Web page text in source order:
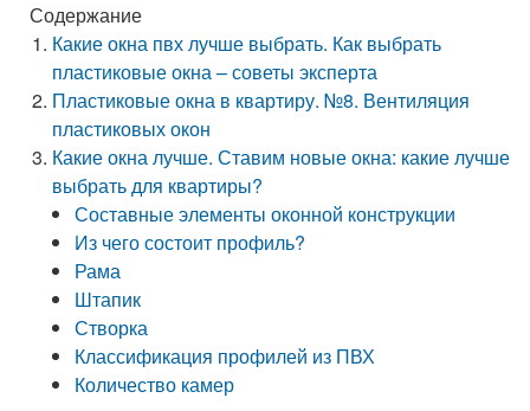
Содержание
Какие окна пвх лучше выбрать. Как выбрать
пластиковые окна – советы эксперта
Пластиковые окна в квартиру. №8. Вентиляция
пластиковых окон
Какие окна лучше. Ставим новые окна: какие лучше
выбрать для квартиры?
Составные элементы оконной конструкции
Из чего состоит профиль?
Рама
Штапик
Створка
Классификация профилей из ПВХ
Количество камер